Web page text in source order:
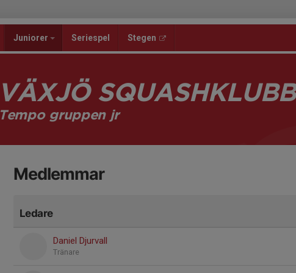
Juniorer Seriespel Stegen
VÄXJÖ SQUASHKLUBB
Tempo gruppen jr
Medlemmar
Ledare
Daniel Djurvall
Tränare